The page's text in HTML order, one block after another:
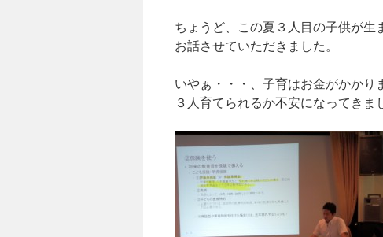
ちょうど、この夏３人目の子供が
お話させていただきました。
いやぁ・・・、子育はお金がかかり
３人育てられるか不安になってきま